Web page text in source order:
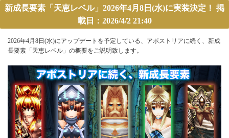
新成長要素「天恵レベル」2026年4月8日(水)に実装決定！ 掲
載日：2026/4/2 21:40
2026年4月8日(水)にアップデートを予定している、アポストリアに続く、新成
長要素「天恵レベル」の概要をご説明致します。